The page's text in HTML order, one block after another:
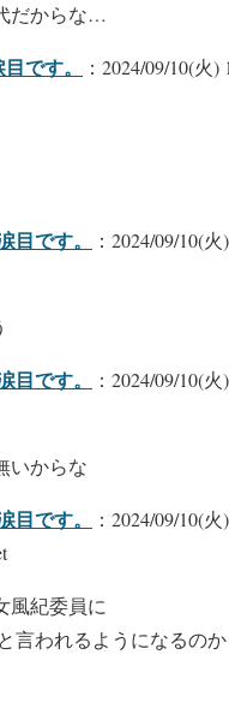
だからな…
です。
：2024/09/10(火)
目です。
：2024/09/10(
目です。
：2024/09/10(
いからな
目です。
：2024/09/10(
風紀委員に
言われるようになるのか